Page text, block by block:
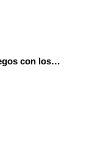
Programa con Scratch juegos con los partidos del mundial 2026 ganados por España